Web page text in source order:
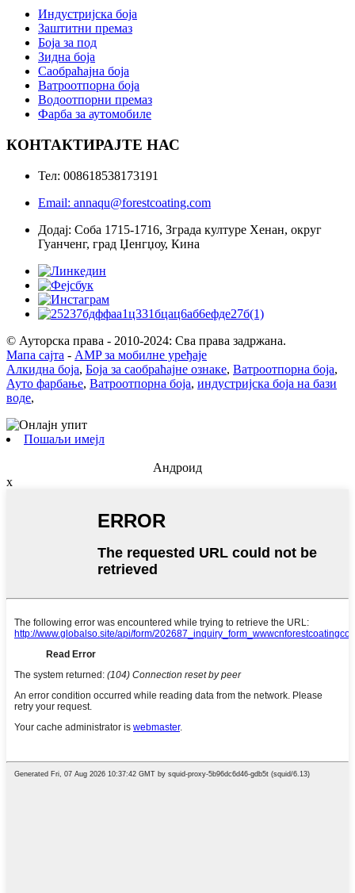
Индустријска боја
Заштитни премаз
Боја за под
Зидна боја
Саобраћајна боја
Ватроотпорна боја
Водоотпорни премаз
Фарба за аутомобиле
КОНТАКТИРАЈТЕ НАС
Тел: 008618538173191
Email: annaqu@forestcoating.com
Додај: Соба 1715-1716, Зграда културе Хенан, округ
Гуанченг, град Џенгџоу, Кина
© Ауторска права - 2010-2024: Сва права задржана.
Мапа сајта - AMP за мобилне уређаје
Алкидна боја, Боја за саобраћајне ознаке, Ватроотпорна боја,
Ауто фарбање, Ватроотпорна боја, индустријска боја на бази
воде,
Пошаљи имејл
Андроид
x